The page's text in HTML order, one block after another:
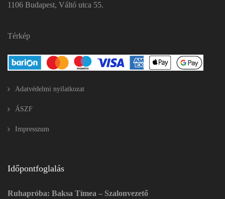
1106 Budapest, Váltó utca 55.
Térkép
Adatvédelmi nyilatkozat
ÁSZF
Impresszum
Időpontfoglalás
Ruhapróba: Baksa Tímea – Szalonvezető